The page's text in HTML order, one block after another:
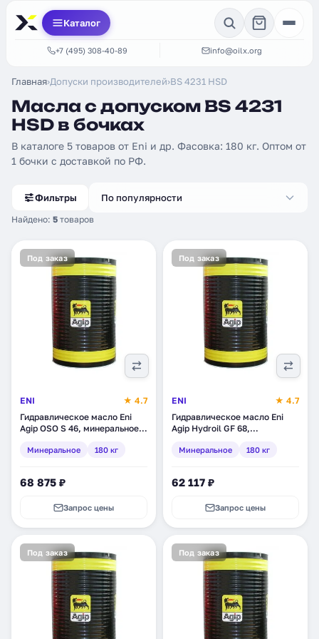
Каталог
+7 (495) 308-40-89 info@oilx.org
Главная›Допуски производителей›BS 4231 HSD
Масла с допуском BS 4231
HSD в бочках
В каталоге 5 товаров от Eni и др. Фасовка: 180 кг. Оптом от
1 бочки с доставкой по РФ.
Фильтры
Найдено: 5 товаров
По популярности
Под заказ
ENI
★ 4.7
Гидравлическое масло Eni
Agip OSO S 46, минеральное,
Минеральное 180 кг
68 875 ₽
Запрос цены
Под заказ
ENI
★ 4.7
Гидравлическое масло Eni
Agip Hydroil GF 68,
Минеральное 180 кг
62 117 ₽
Запрос цены
Под заказ Под заказ